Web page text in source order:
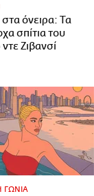
όνειρα: Τα
σπίτια του
ντε Ζιβανσί
ΓΩΝΙΑ